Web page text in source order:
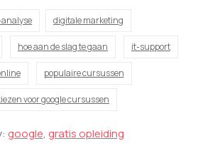
digitale marketing
hoe aan de slag te gaan it-support
populaire cursussen
voor google cursussen
google, gratis opleiding